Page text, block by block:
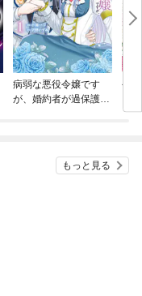
病弱な悪役令嬢です
が、婚約者が過保護す
公
もっと見る